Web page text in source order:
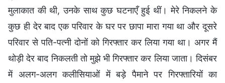
मुलाकात की थी, उनके साथ कुछ घटनाएँ हुई थीं। मेरे निकलने के
कुछ ही देर बाद एक परिवार के घर पर छापा मारा गया था और दूसरे
परिवार से पति-पत्नी दोनों को गिरफ्तार कर लिया गया था। अगर मैं
थोड़ी देर बाद निकलती तो मुझे भी गिरफ्तार कर लिया जाता। दिसंबर
में अलग-अलग कलीसियाओं में बड़े पैमाने पर गिरफ्तारियों का